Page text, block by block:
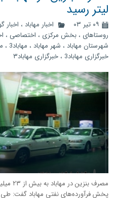
لیتر رسید
۰۹ تیر ۰۳ اخبار مهاباد ، اخبار
روستاهای ، بخش مرکزی ، اختصاصی ،
شهرستان مهاباد ، شهر مهاباد ، مهاباد3 ،
خبرگزاری مهاباد3 ، خبرگزاری مهاباد۳
مصرف